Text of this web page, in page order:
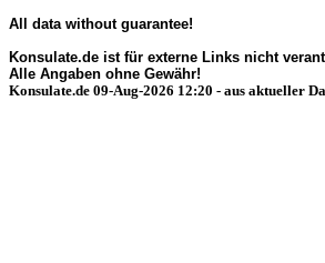
All data without guarantee!
Konsulate.de ist für externe Links nicht
Alle Angaben ohne Gewähr!
Konsulate.de 09-Aug-2026 12:20 - aus aktueller